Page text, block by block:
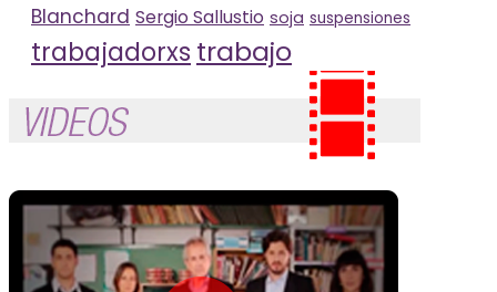
Blanchard Sergio Sallustio soja suspensiones
trabajadorxs trabajo